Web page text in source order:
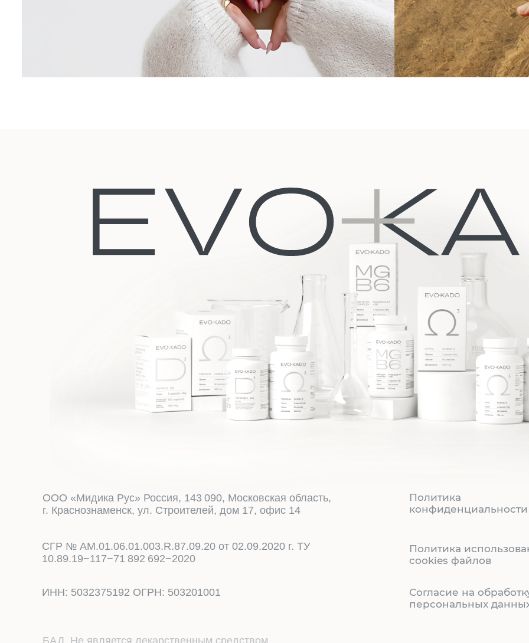
ООО «Мидика Рус» Россия, 143 090, Московская область,
г. Краснознаменск, ул. Строителей, дом 17, офис 14
СГР № АМ.01.06.01.003.R.87.09.20 от 02.09.2020 г. ТУ
10.89.19−117−71 892 692−2020
ИНН: 5032375192 ОГРН: 503201001
БАД. Не является лекарственным средством
Политика
конфиденциальности
Политика
cookies файлов
Согласие на
персональных